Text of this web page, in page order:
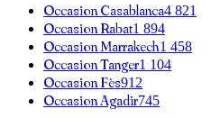
OccasionCasablanca4 821
OccasionRabat1 894
OccasionMarrakech1 458
OccasionTanger1 104
OccasionFès912
OccasionAgadir745